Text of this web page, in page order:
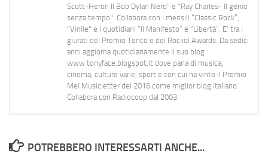
Scott-Heron Il Bob Dylan Nero" e "Ray Charles- Il genio
senza tempo". Collabora con i mensili “Classic Rock”,
"Vinile" e i quotidiani “Il Manifesto” e “Libertà”. E' tra i
giurati del Premio Tenco e del Rockol Awards. Da sedici
anni aggiorna quotidianamente il suo blog
www.tonyface.blogspot.it dove parla di musica,
cinema, culture varie, sport e con cui ha vinto il Premio
Mei Musicletter del 2016 come miglior blog italiano.
Collabora con Radiocoop dal 2003.
POTREBBERO INTERESSARTI ANCHE...